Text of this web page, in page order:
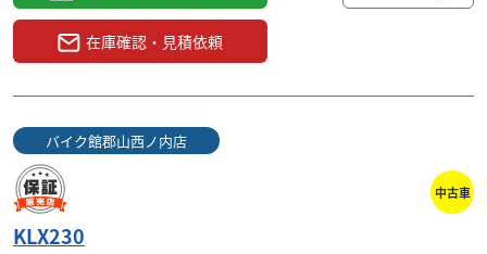
在庫確認・見積依頼
バイク館郡山西ノ内店
中古車
KLX230